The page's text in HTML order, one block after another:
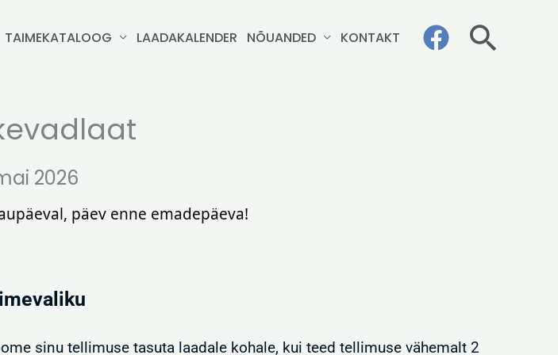
TAIMEKATALOOG LAADAKALENDER NÕUANDED KONTAKT
2026
päev enne emadepäeva!
sinu tellimuse tasuta laadale kohale, kui teed tellimuse vähemalt 2